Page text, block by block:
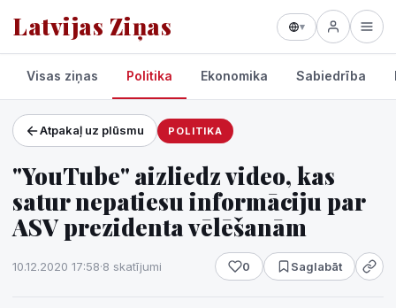
Latvijas Ziņas ▾
Projekti un pakalpojumi
Laikapstākļi
Visas ziņas Politika Ekonomika Sabiedrība
Atpakaļ uz plūsmu POLITIKA
"YouTube" aizliedz video, kas
satur nepatiesu informāciju par
ASV prezidenta vēlēšanām
10.12.2020 17:58·8 skatījumi 0 Saglabāt